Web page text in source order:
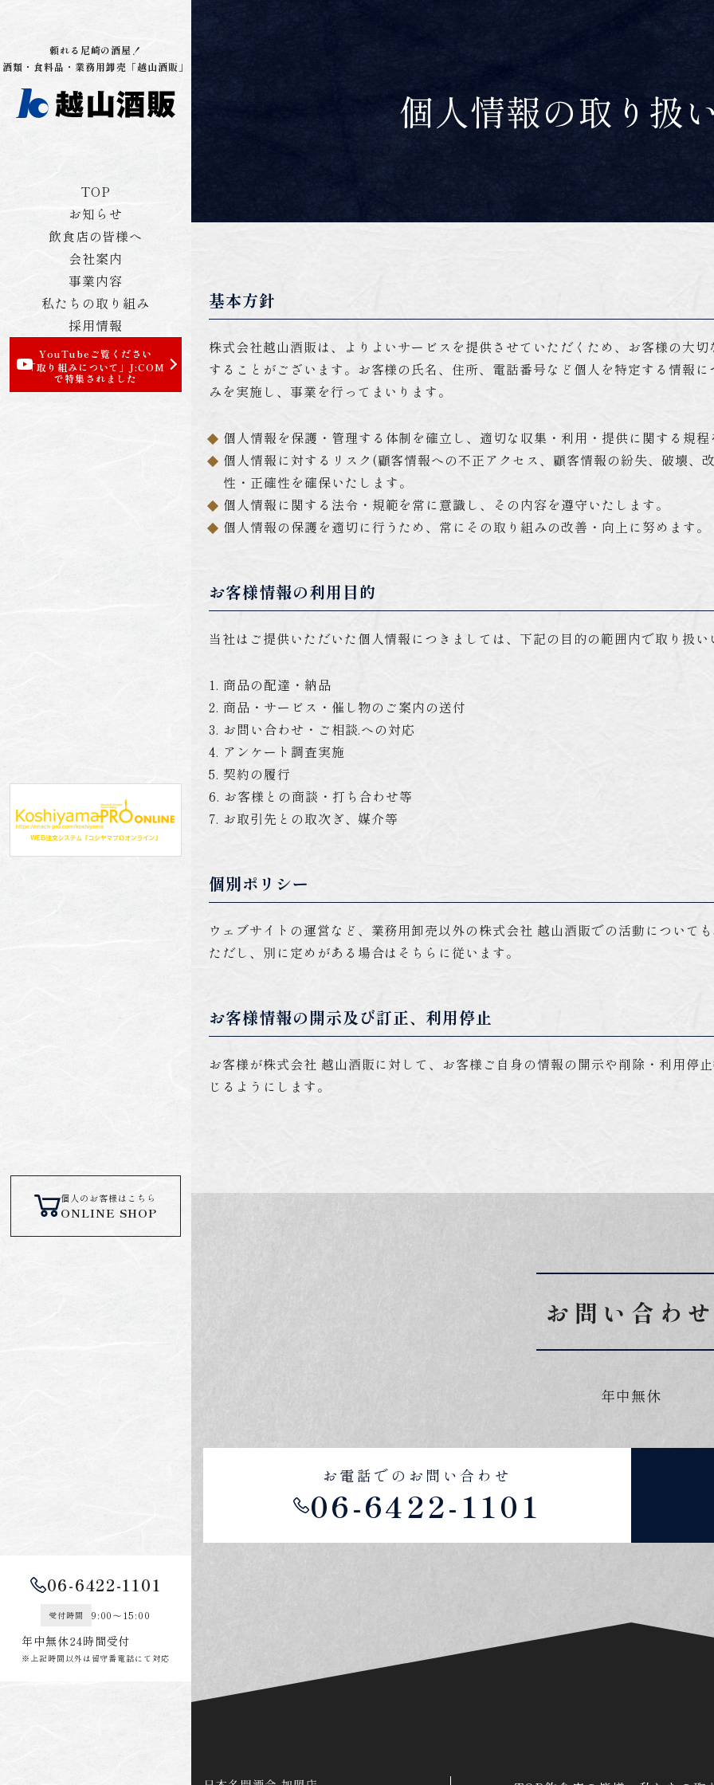
頼れる尼崎の酒屋！
酒類・食料品・業務用卸売「越山酒販」
TOP
お知らせ
飲食店の皆様へ
会社案内
事業内容
私たちの取り組み
採用情報
YouTubeご覧ください
「取り組みについて」 J:COM
で特集されました
個人のお客様はこちら
ONLINE SHOP
06-6422-1101
受付時間 9:00～15:00
年中無休24時間受付
※上記時間以外は留守番電話にて対応
個人情報の取り扱
基本方針
株式会社越山酒販は、よりよいサービスを提供させていただくため、お客様の大
することがございます。お客様の氏名、住所、電話番号など個人を特定する情報
みを実施し、事業を行ってまいります。
個人情報を保護・管理する体制を確立し、適切な収集・利用・提供に関する規
個人情報に対するリスク(顧客情報への不正アクセス、顧客情報の紛失、破壊、
性・正確性を確保いたします。
個人情報に関する法令・規範を常に意識し、その内容を遵守いたします。
個人情報の保護を適切に行うため、常にその取り組みの改善・向上に努めます。
お客様情報の利用目的
当社はご提供いただいた個人情報につきましては、下記の目的の範囲内で取り扱
1. 商品の配達・納品
2. 商品・サービス・催し物のご案内の送付
3. お問い合わせ・ご相談.への対応
4. アンケート調査実施
5. 契約の履行
6. お客様との商談・打ち合わせ等
7. お取引先との取次ぎ、媒介等
個別ポリシー
ウェブサイトの運営など、業務用卸売以外の株式会社 越山酒販での活動について
ただし、別に定めがある場合はそちらに従います。
お客様情報の開示及び訂正、利用停止
お客様が株式会社 越山酒販に対して、お客様ご自身の情報の開示や削除・利用停
じるようにします。
お問い合わ
年中無休
お電話でのお問い合わせ
06-6422-1101